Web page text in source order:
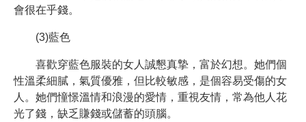
會很在乎錢。
(3)藍色
喜歡穿藍色服裝的女人誠懇真摯，富於幻想。她們個
性溫柔細膩，氣質優雅，但比較敏感，是個容易受傷的女
人。她們憧憬溫情和浪漫的愛情，重視友情，常為他人花
光了錢，缺乏賺錢或儲蓄的頭腦。